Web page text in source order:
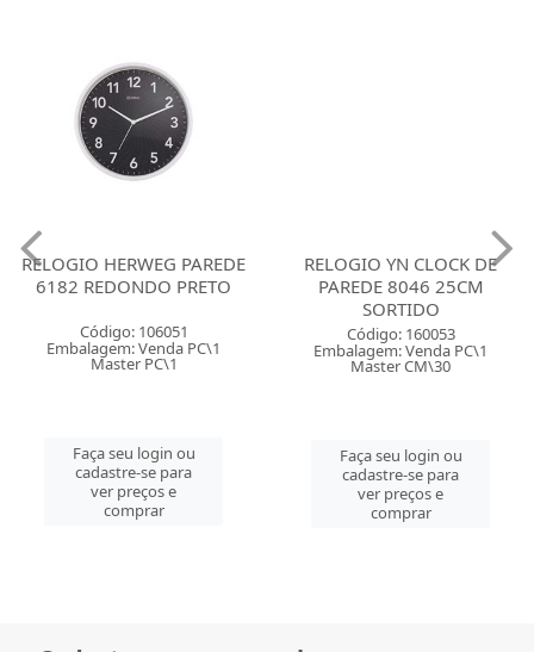
RELOGIO HERWEG PAREDE
6182 REDONDO PRETO
Código: 106051
Embalagem: Venda PC\1
Master PC\1
Faça seu login ou
cadastre-se para
ver preços e
comprar
RELOGIO YN CLOCK DE
PAREDE 8046 25CM
SORTIDO
Código: 160053
Embalagem: Venda PC\1
Master CM\30
Faça seu login ou
cadastre-se para
ver preços e
comprar